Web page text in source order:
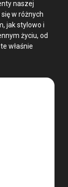
naszej
w różnych
jak stylowo i
życiu, od
właśnie